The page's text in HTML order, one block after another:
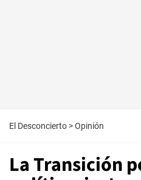
El Desconcierto >Opinión
La Transición